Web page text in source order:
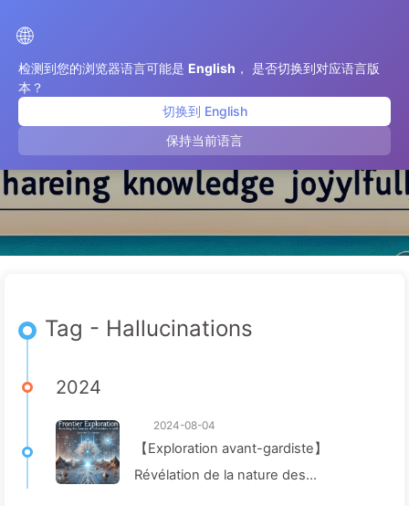
🌐
检测到您的浏览器语言可能是 English ， 是否切换到对应语言版
本？
切换到 English
保持当前语言
Hallucinations
Tag - Hallucinations
2024
2024-08-04
【Exploration avant-gardiste】
Révélation de la nature des